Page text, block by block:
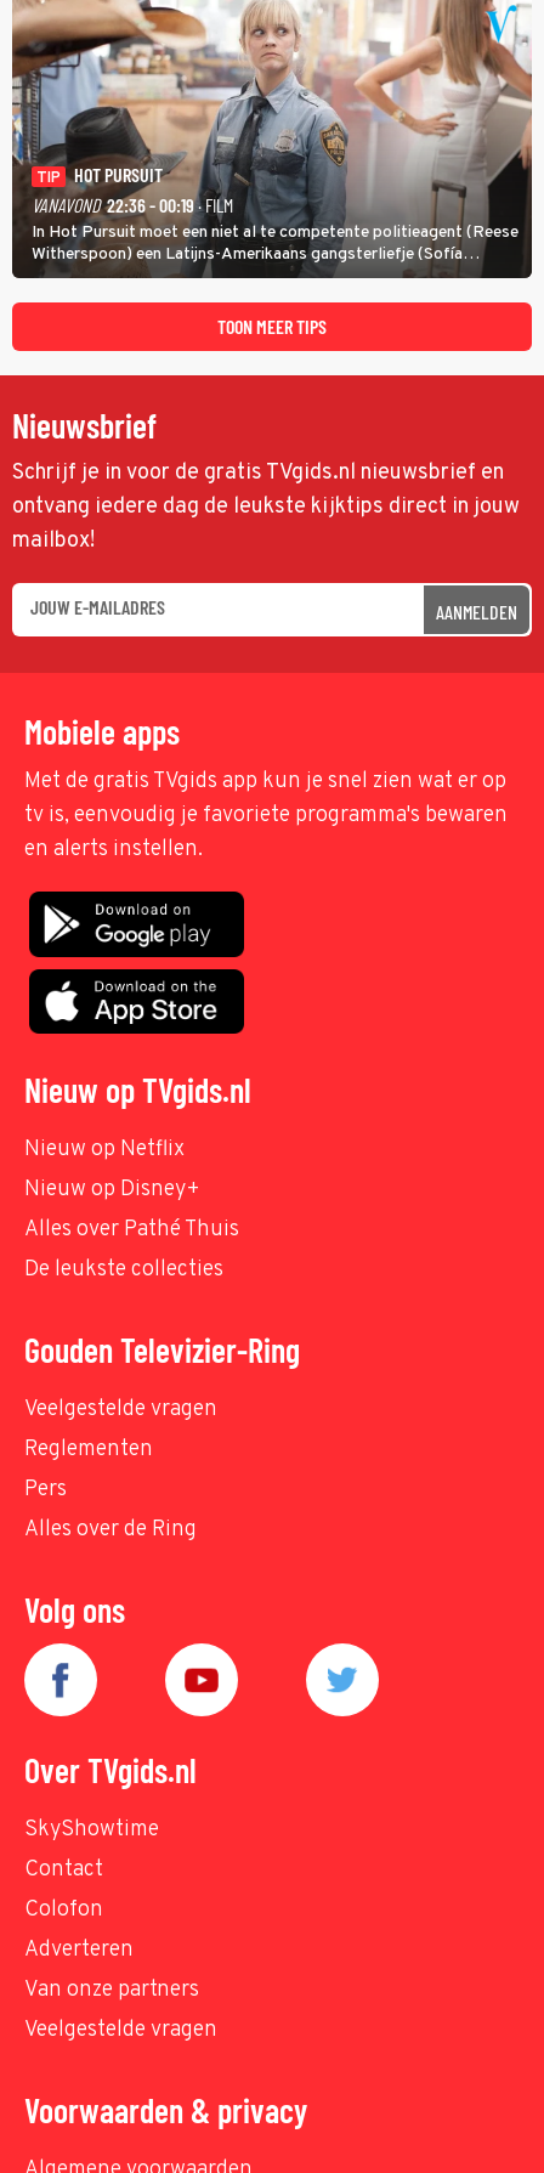
TIP
HOT PURSUIT
VANAVOND 22:36 - 00:19· FILM
In Hot Pursuit moet een niet al te competente politieagent (Reese
Witherspoon) een Latijns-Amerikaans gangsterliefje (Sofía
Vergara) beschermen tegen corrupte agenten en moordlustige
maffiatypes.
TOON MEER TIPS
Nieuwsbrief
Schrijf je in voor de gratis TVgids.nl nieuwsbrief en
ontvang iedere dag de leukste kijktips direct in jouw
mailbox!
AANMELDEN
Mobiele apps
Met de gratis TVgids app kun je snel zien wat er op
tv is, eenvoudig je favoriete programma's bewaren
en alerts instellen.
Nieuw op TVgids.nl
Nieuw op Netflix
Nieuw op Disney+
Alles over Pathé Thuis
De leukste collecties
Gouden Televizier-Ring
Veelgestelde vragen
Reglementen
Pers
Alles over de Ring
Volg ons
Over TVgids.nl
SkyShowtime
Contact
Colofon
Adverteren
Van onze partners
Veelgestelde vragen
Voorwaarden & privacy